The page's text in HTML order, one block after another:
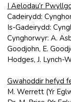
I Aelodau’r
Cadeirydd:
Is-Gadeirydd:
Cynghorwyr: A.
Goodjohn, E.
Hodges, J. Lynch-
Gwahoddir hefyd
M. Werrett (Yr